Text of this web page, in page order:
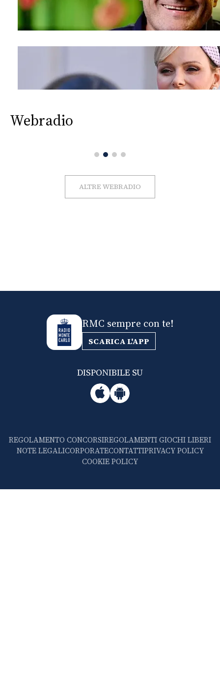
Webradio
ALTRE WEBRADIO
RMC sempre con te!
SCARICA L'APP
DISPONIBILE SU
REGOLAMENTO CONCORSIREGOLAMENTI GIOCHI LIBERI
NOTE LEGALICORPORATECONTATTIPRIVACY POLICY
COOKIE POLICY